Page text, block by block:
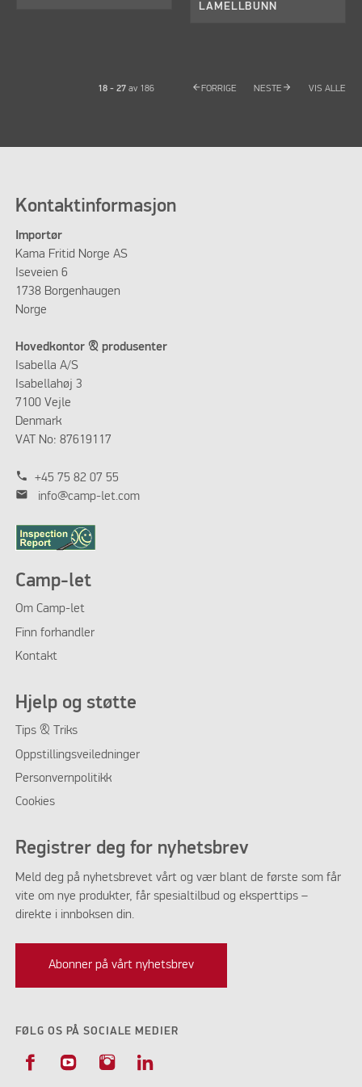
LAMELLBUNN
18 - 27av 186 arrow_back FORRIGE NESTE arrow_forward VIS ALLE
Kontaktinformasjon
Importør
Kama Fritid Norge AS
Iseveien 6
1738 Borgenhaugen
Norge
Hovedkontor & produsenter
Isabella A/S
Isabellahøj 3
7100 Vejle
Denmark
VAT No: 87619117
phone +45 75 82 07 55
mail info@camp-let.com
Camp-let
Om Camp-let
Finn forhandler
Kontakt
Hjelp og støtte
Tips & Triks
Oppstillingsveiledninger
Personvernpolitikk
Cookies
Registrer deg for nyhetsbrev
Meld deg på nyhetsbrevet vårt og vær blant de første som får
vite om nye produkter, får spesialtilbud og eksperttips –
direkte i innboksen din.
Abonner på vårt nyhetsbrev
FØLG OS PÅ SOCIALE MEDIER